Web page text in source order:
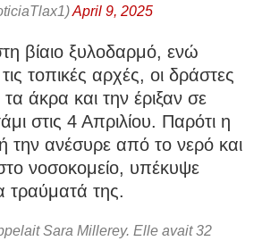
April 9, 2025
βίαιο ξυλοδαρμό, ενώ
τοπικές αρχές, οι δράστες
άκρα και την έριξαν σε
στις 4 Απριλίου. Παρότι η
την ανέσυρε από το νερό και
νοσοκομείο, υπέκυψε
τραύματά της.
Sara Millerey. Elle avait 32